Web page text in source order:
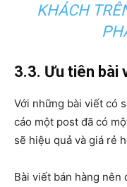
KHÁCH
3.3. Ưu tiên bài
Với những bài viết có
cáo một post đã có
sẽ hiệu quả và giá rẻ
Bài viết bán hàng